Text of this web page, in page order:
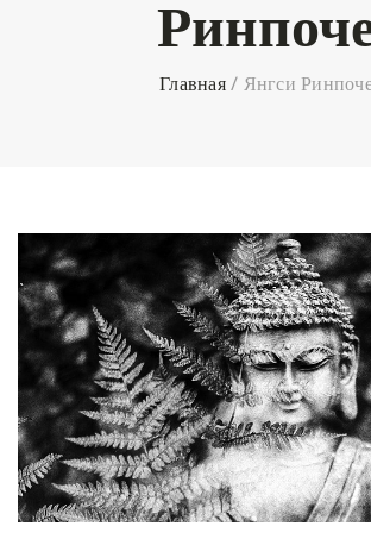
Главная/ Янгси